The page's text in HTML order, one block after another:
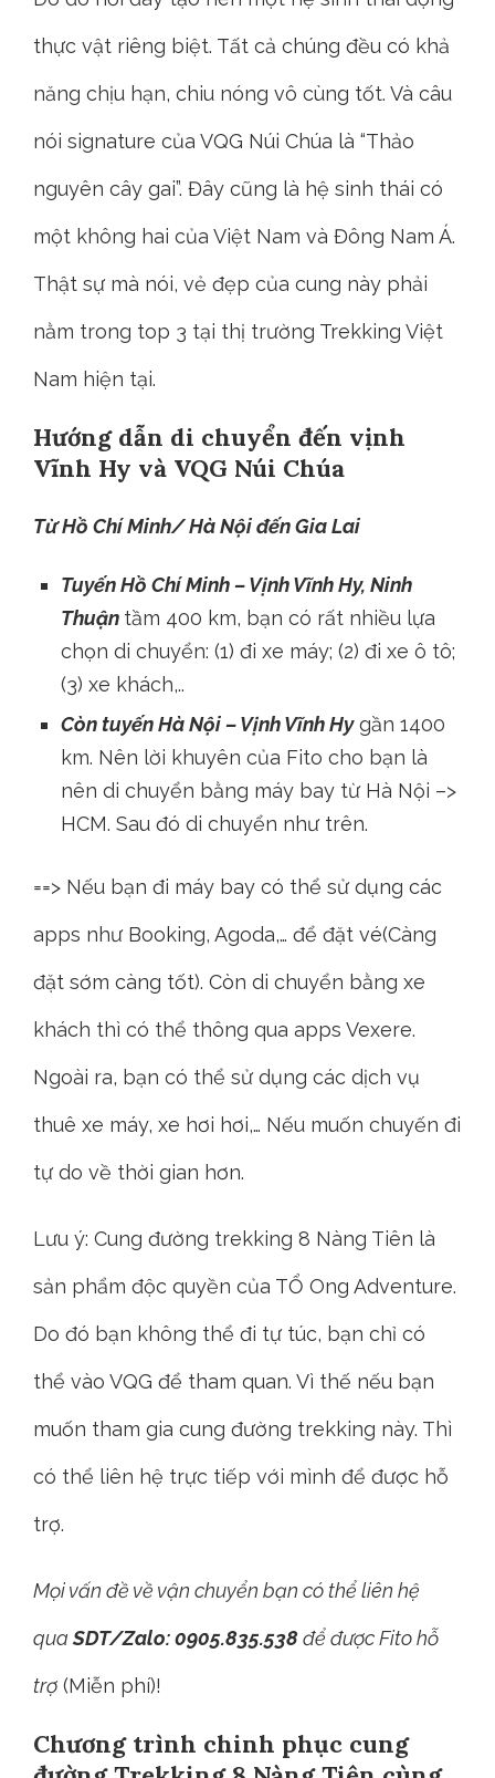
thực vật riêng biệt. Tất cả chúng đều có khả
năng chịu hạn, chiu nóng vô cùng tốt. Và câu
nói signature của VQG Núi Chúa là “Thảo
nguyên cây gai”. Đây cũng là hệ sinh thái có
một không hai của Việt Nam và Đông Nam Á.
Thật sự mà nói, vẻ đẹp của cung này phải
nằm trong top 3 tại thị trường Trekking Việt
Nam hiện tại.
Hướng dẫn di chuyển đến vịnh
Vĩnh Hy và VQG Núi Chúa
Từ Hồ Chí Minh/ Hà Nội đến Gia Lai
Tuyến Hồ Chí Minh – Vịnh Vĩnh Hy, Ninh
Thuận tầm 400 km, bạn có rất nhiều lựa
chọn di chuyển: (1) đi xe máy; (2) đi xe ô tô;
(3) xe khách,..
Còn tuyến Hà Nội – Vịnh Vĩnh Hygần 1400
km. Nên lời khuyên của Fito cho bạn là
nên di chuyển bằng máy bay từ Hà Nội –>
HCM. Sau đó di chuyển như trên.
==> Nếu bạn đi máy bay có thể sử dụng các
apps như Booking, Agoda,… để đặt vé(Càng
đặt sớm càng tốt). Còn di chuyển bằng xe
khách thì có thể thông qua apps Vexere.
Ngoài ra, bạn có thể sử dụng các dịch vụ
thuê xe máy, xe hơi hơi,… Nếu muốn chuyến đi
tự do về thời gian hơn.
Lưu ý: Cung đường trekking 8 Nàng Tiên là
sản phẩm độc quyền của TỔ Ong Adventure.
Do đó bạn không thể đi tự túc, bạn chỉ có
thể vào VQG để tham quan. Vì thế nếu bạn
muốn tham gia cung đường trekking này. Thì
có thể liên hệ trực tiếp với mình để được hỗ
trợ.
Mọi vấn đề về vận chuyển bạn có thể liên hệ
quaSDT/Zalo: 0905.835.538để được Fito hỗ
trợ (Miễn phí)!
Chương trình chinh phục cung